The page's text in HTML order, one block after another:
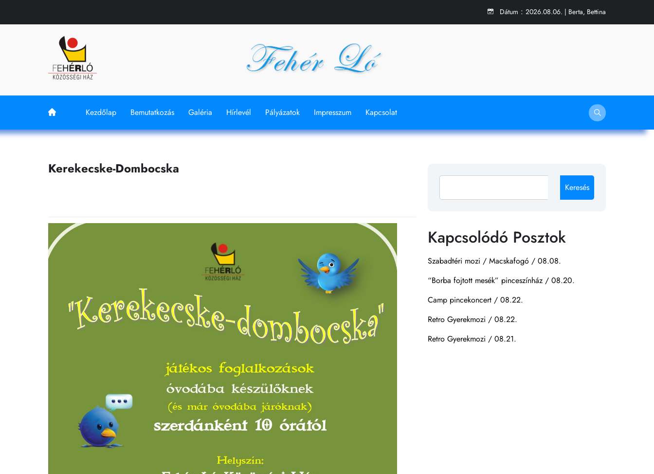
Dátum : 2026.08.06. | Berta, Bettina
Kezdőlap Bemutatkozás Galéria Hírlevél Pályázatok Impresszum Kapcsolat
Kerekecske-Dombocska
Keresés
Kapcsolódó Posztok
Szabadtéri mozi / Macskafogó / 08.08.
“Borba fojtott mesék” pinceszínház / 08.20.
Camp pincekoncert / 08.22.
Retro Gyerekmozi / 08.22.
Retro Gyerekmozi / 08.21.